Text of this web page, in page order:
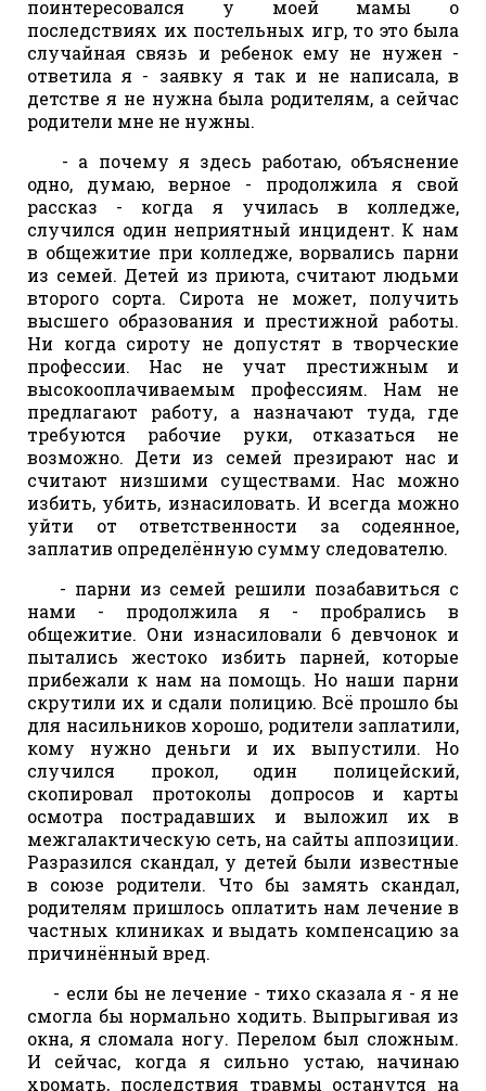
поинтересовался у моей мамы о
последствиях их постельных игр, то это была
случайная связь и ребенок ему не нужен -
ответила я - заявку я так и не написала, в
детстве я не нужна была родителям, а сейчас
родители мне не нужны.
- а почему я здесь работаю, объяснение
одно, думаю, верное - продолжила я свой
рассказ - когда я училась в колледже,
случился один неприятный инцидент. К нам
в общежитие при колледже, ворвались парни
из семей. Детей из приюта, считают людьми
второго сорта. Сирота не может, получить
высшего образования и престижной работы.
Ни когда сироту не допустят в творческие
профессии. Нас не учат престижным и
высокооплачиваемым профессиям. Нам не
предлагают работу, а назначают туда, где
требуются рабочие руки, отказаться не
возможно. Дети из семей презирают нас и
считают низшими существами. Нас можно
избить, убить, изнасиловать. И всегда можно
уйти от ответственности за содеянное,
заплатив определённую сумму следователю.
- парни из семей решили позабавиться с
нами - продолжила я - пробрались в
общежитие. Они изнасиловали 6 девчонок и
пытались жестоко избить парней, которые
прибежали к нам на помощь. Но наши парни
скрутили их и сдали полицию. Всё прошло бы
для насильников хорошо, родители заплатили,
кому нужно деньги и их выпустили. Но
случился прокол, один полицейский,
скопировал протоколы допросов и карты
осмотра пострадавших и выложил их в
межгалактическую сеть, на сайты аппозиции.
Разразился скандал, у детей были известные
в союзе родители. Что бы замять скандал,
родителям пришлось оплатить нам лечение в
частных клиниках и выдать компенсацию за
причинённый вред.
- если бы не лечение - тихо сказала я - я не
смогла бы нормально ходить. Выпрыгивая из
окна, я сломала ногу. Перелом был сложным.
И сейчас, когда я сильно устаю, начинаю
хромать, последствия травмы останутся на